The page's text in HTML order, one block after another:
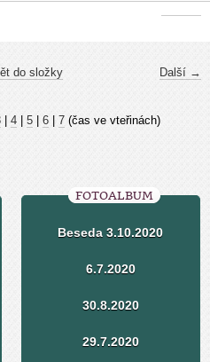
Další →
do složky
4 5 6 7 (čas ve vteřinách)
FOTOALBUM
Beseda 3.10.2020
6.7.2020
30.8.2020
29.7.2020